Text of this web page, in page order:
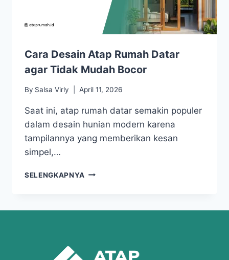
Cara Desain Atap Rumah Datar
agar Tidak Mudah Bocor
By Salsa Virly April 11, 2026
Saat ini, atap rumah datar semakin populer
dalam desain hunian modern karena
tampilannya yang memberikan kesan
simpel,…
SELENGKAPNYA